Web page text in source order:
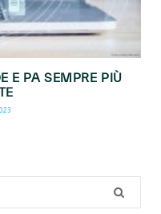
E PA SEMPRE PIÙ